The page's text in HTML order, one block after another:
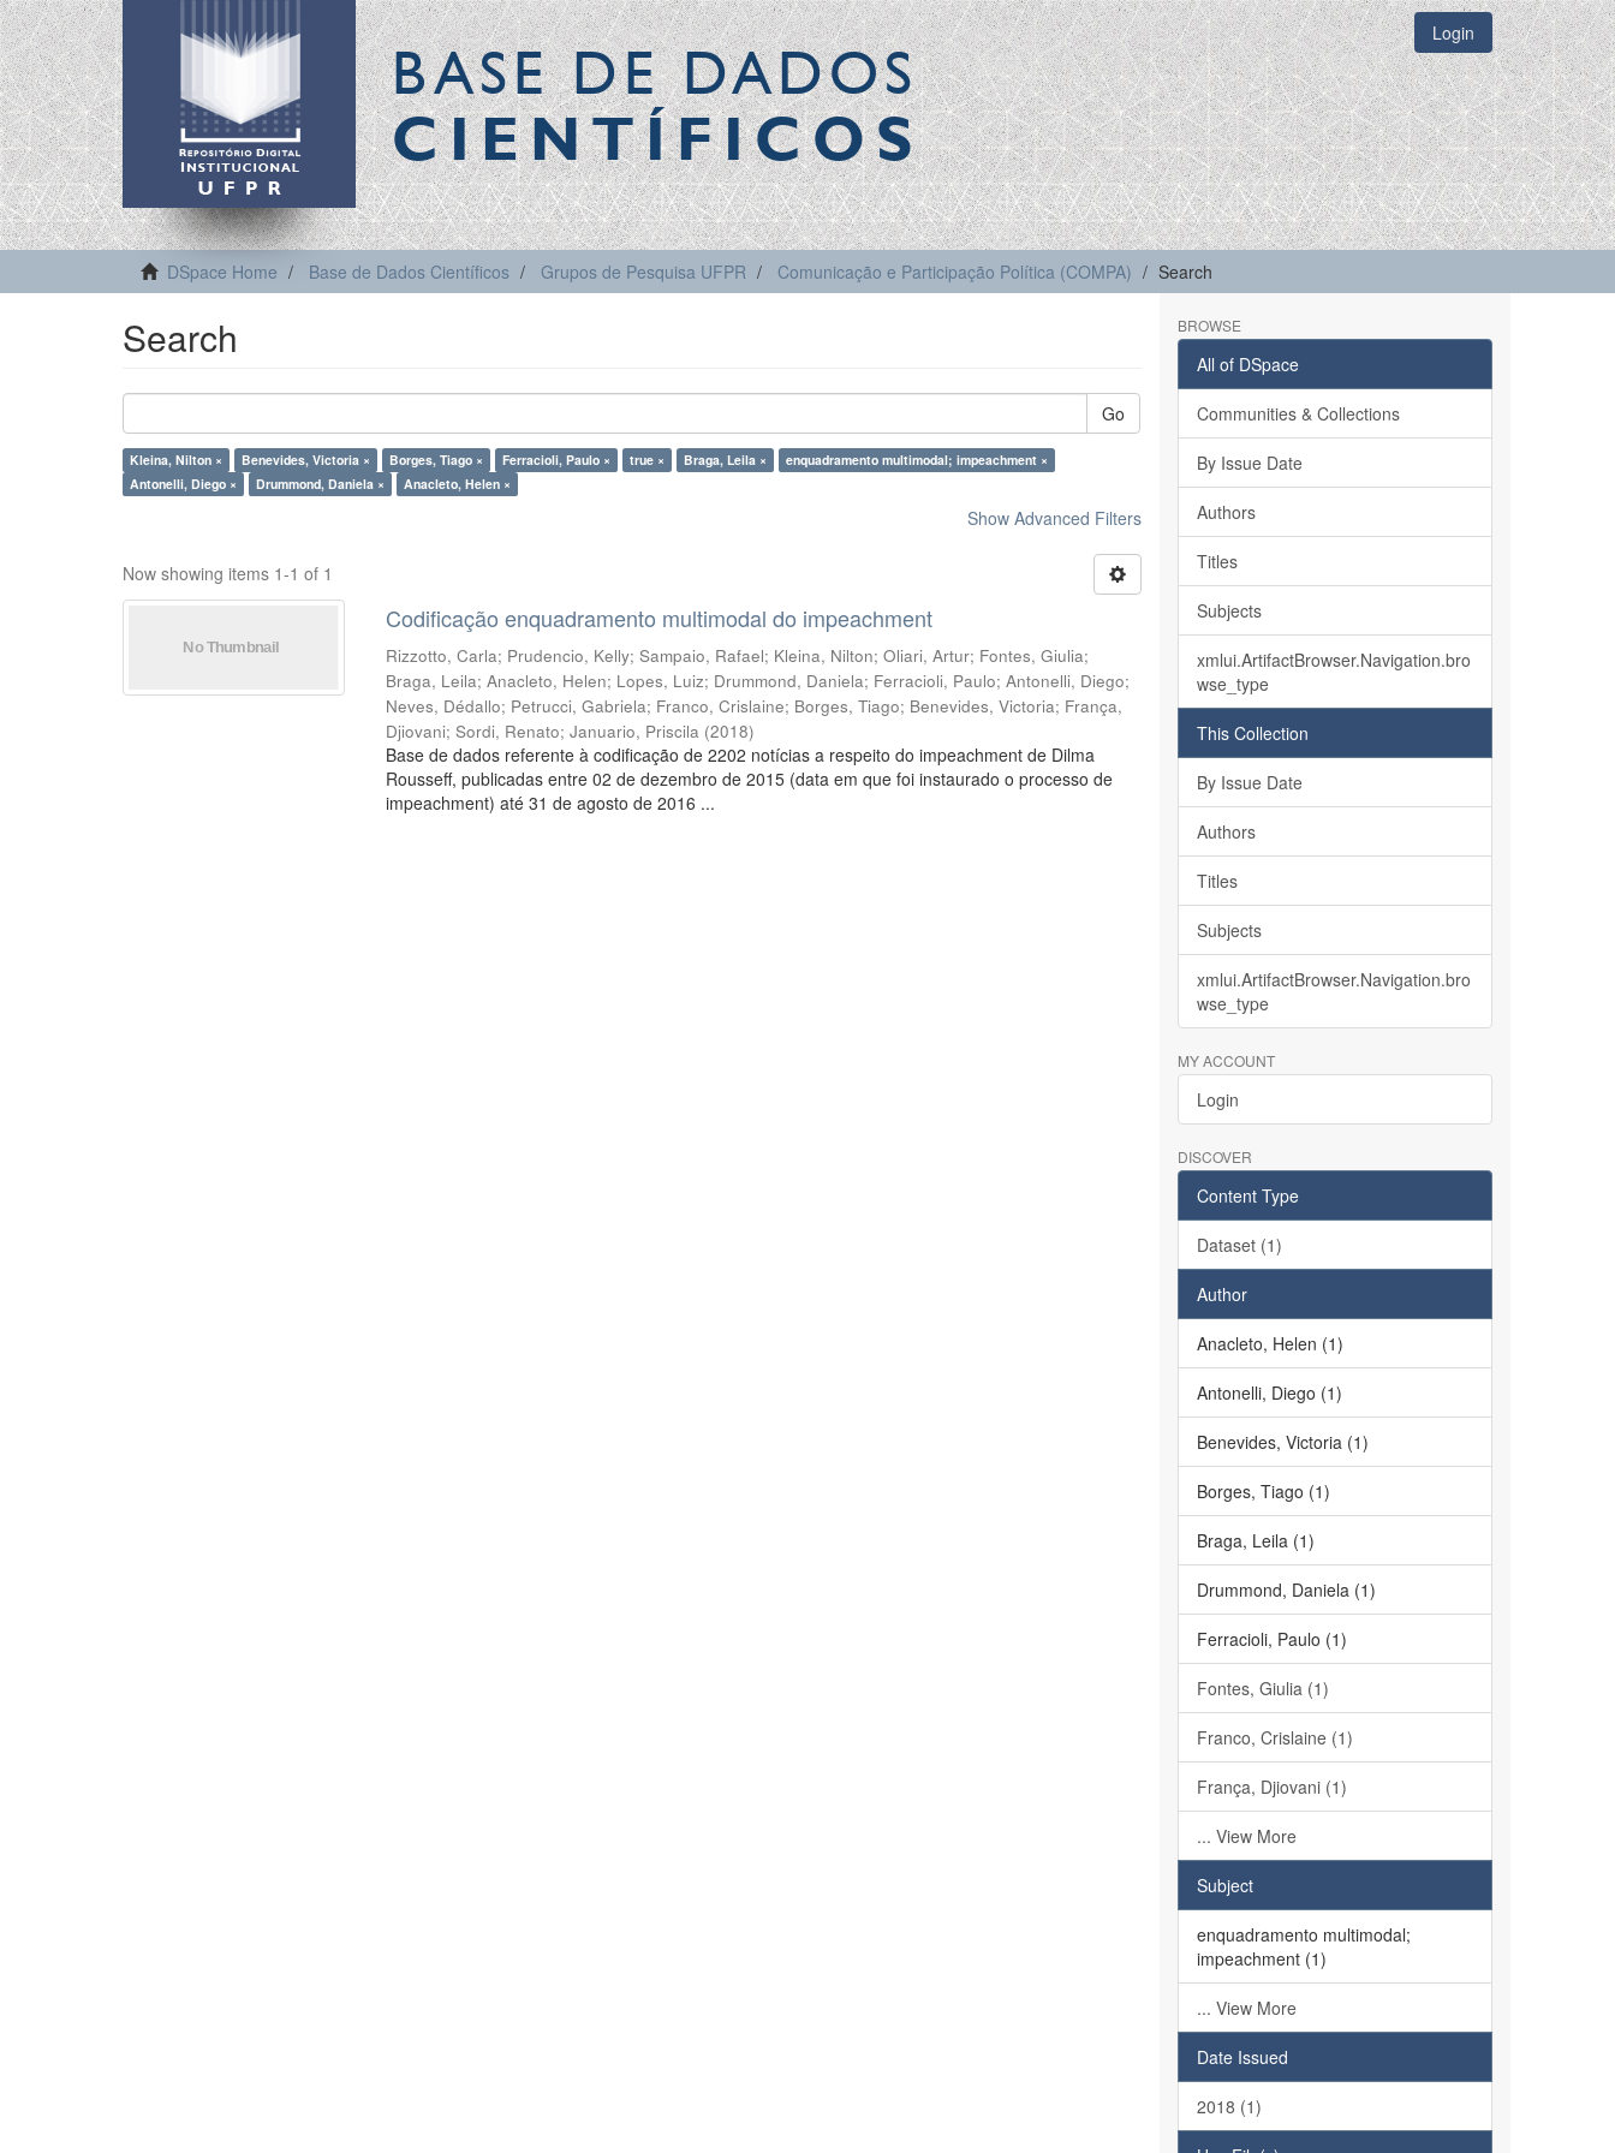
BASE DE DADOS
CIENTÍFICOS
Login
DSpace Home Base de Dados Científicos Grupos de Pesquisa UFPR Comunicação e Participação Política (COMPA) Search
Search
Go
Kleina, Nilton × Benevides, Victoria × Borges, Tiago × Ferracioli, Paulo × true × Braga, Leila ×
enquadramento multimodal; impeachment ×
Antonelli, Diego ×
Drummond, Daniela × Anacleto, Helen ×
Show Advanced Filters
Now showing items 1-1 of 1
Codificação enquadramento multimodal do impeachment
Rizzotto, Carla; Prudencio, Kelly;Sampaio, Rafael; Kleina, Nilton;Oliari, Artur; Fontes, Giulia;
Braga, Leila;Anacleto, Helen; Lopes, Luiz; Drummond, Daniela; Ferracioli, Paulo;Antonelli, Diego;
Neves, Dédallo; Petrucci, Gabriela; Franco, Crislaine; Borges, Tiago; Benevides, Victoria; França,
Djiovani;Sordi, Renato;Januario, Priscila (2018)
Base de dados referente à codificação de 2202 notícias a respeito do impeachment de Dilma
Rousseff, publicadas entre 02 de dezembro de 2015 (data em que foi instaurado o processo de
impeachment) até 31 de agosto de 2016 ...
BROWSE
All of DSpace
Communities & Collections
By Issue Date
Authors
Titles
Subjects
xmlui.ArtifactBrowser.Navigation.bro
wse_type
This Collection
By Issue Date
Authors
Titles
Subjects
xmlui.ArtifactBrowser.Navigation.bro
wse_type
MY ACCOUNT
Login
DISCOVER
Content Type
Dataset (1)
Author
Anacleto, Helen (1)
Antonelli, Diego (1)
Benevides, Victoria (1)
Borges, Tiago (1)
Braga, Leila (1)
Drummond, Daniela (1)
Ferracioli, Paulo (1)
Fontes, Giulia (1)
Franco, Crislaine (1)
França, Djiovani (1)
... View More
Subject
enquadramento multimodal;
impeachment (1)
... View More
Date Issued
2018 (1)